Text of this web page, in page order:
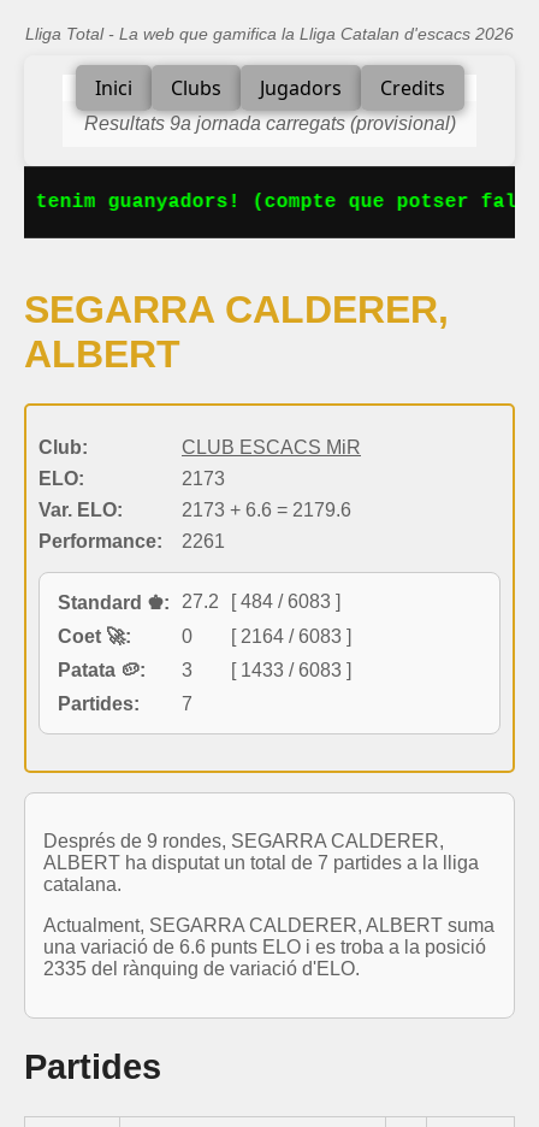
Lliga Total - La web que gamifica la Lliga Catalan d'escacs 2026
Inici Clubs Jugadors Credits
Resultats 9a jornada carregats (provisional)
tenim guanyadors! (compte que potser
SEGARRA CALDERER,
ALBERT
Club:
CLUB ESCACS MiR
ELO:
2173
Var. ELO:
2173 + 6.6 = 2179.6
Performance:
2261
Standard ♚: 27.2
[ 484 / 6083 ]
Coet 🚀:
0
[ 2164 / 6083 ]
Patata 🥔:
3
[ 1433 / 6083 ]
Partides:
7
Després de 9 rondes, SEGARRA CALDERER,
ALBERT ha disputat un total de 7 partides a la lliga
catalana.
Actualment, SEGARRA CALDERER, ALBERT suma
una variació de 6.6 punts ELO i es troba a la posició
2335 del rànquing de variació d'ELO.
Partides